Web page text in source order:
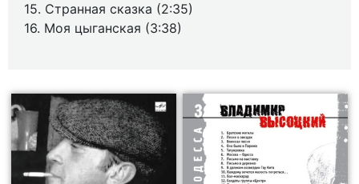
15. Странная сказка (2:35)
16. Моя цыганская (3:38)